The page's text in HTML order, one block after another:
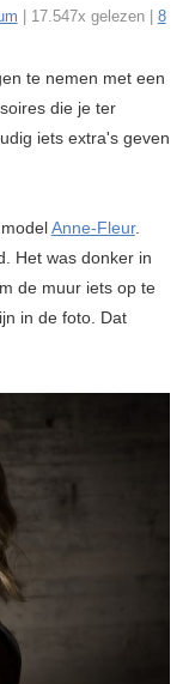
| 17.547x gelezen | 8
te nemen met een
die je ter
iets extra's geven
Anne-Fleur.
Het was donker in
de muur iets op te
in de foto. Dat